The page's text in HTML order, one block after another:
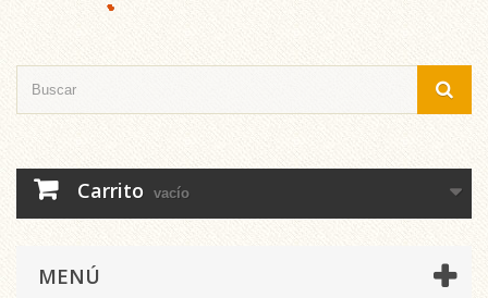
Carrito vacío
MENÚ